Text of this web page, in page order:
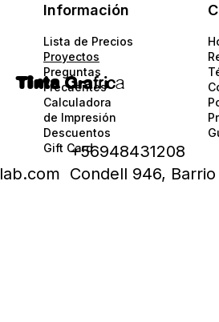
Información
Lista de Precios
Proyectos
Preguntas
Frecuentes
Calculadora
de Impresión
Descuentos
Gift Card
Tinta Grafrica
+56948431208
Condell 946,